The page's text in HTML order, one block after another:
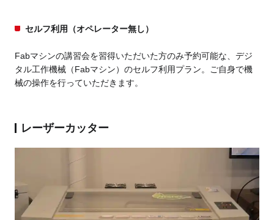
セルフ利用（オペレーター無し）
Fabマシンの講習会を習得いただいた方のみ予約可能な、デジ
タル工作機械（Fabマシン）のセルフ利用プラン。ご自身で機
械の操作を行っていただきます。
レーザーカッター